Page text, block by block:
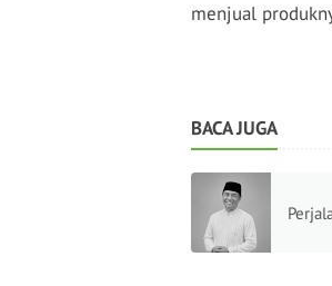
menjual
BACA JUGA